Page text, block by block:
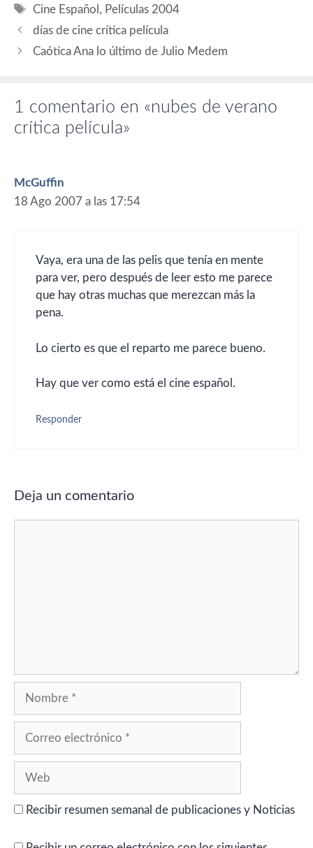
Silveyra (Verónica), Mónica
(Marta). Guión: Alfonso
Albacete, David Menkes y
Etiquetas
Cine Español , Películas 2004
días de cine crítica película
Caótica Ana lo último de Julio Medem
1 comentario en «nubes de verano
crítica película»
McGuffin
18 Ago 2007 a las 17:54
Vaya, era una de las pelis que tenía en mente
para ver, pero después de leer esto me parece
que hay otras muchas que merezcan más la
pena.
Lo cierto es que el reparto me parece bueno.
Hay que ver como está el cine español.
Responder
Deja un comentario
Recibir resumen semanal de publicaciones y Noticias